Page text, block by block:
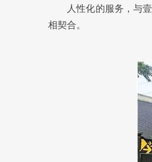
人性化的服务，与
相契合。